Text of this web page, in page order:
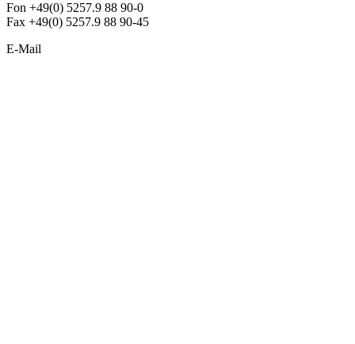
Fon +49(0) 5257.9 88 90-0
Fax +49(0) 5257.9 88 90-45
E-Mail